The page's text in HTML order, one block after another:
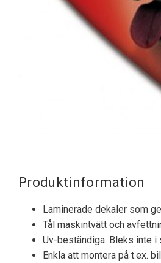
Produktinformation
Laminerade dekaler som
Tål maskintvätt och
Uv-beständiga. Bleks inte i
Enkla att montera på t.ex.